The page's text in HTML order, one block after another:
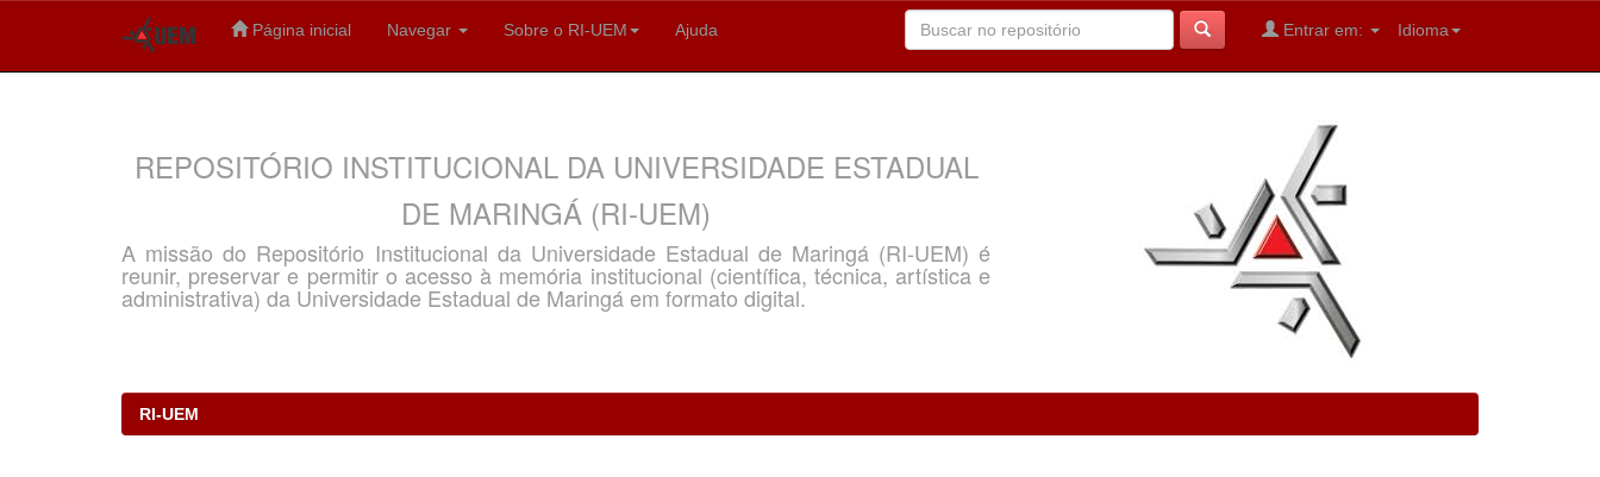
Página inicial Navegar Sobre o RI-UEM Ajuda Idioma
Entrar em:
REPOSITÓRIO INSTITUCIONAL DA UNIVERSIDADE ESTADUAL
DE MARINGÁ (RI-UEM)
A missão do Repositório Institucional da Universidade Estadual de Maringá (RI-UEM) é
reunir, preservar e permitir o acesso à memória institucional (científica, técnica, artística e
administrativa) da Universidade Estadual de Maringá em formato digital.
RI-UEM